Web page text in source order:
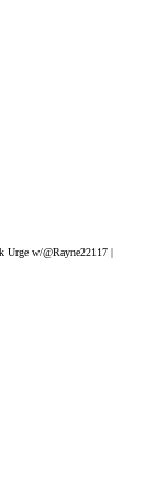
w/@Rayne22117 |